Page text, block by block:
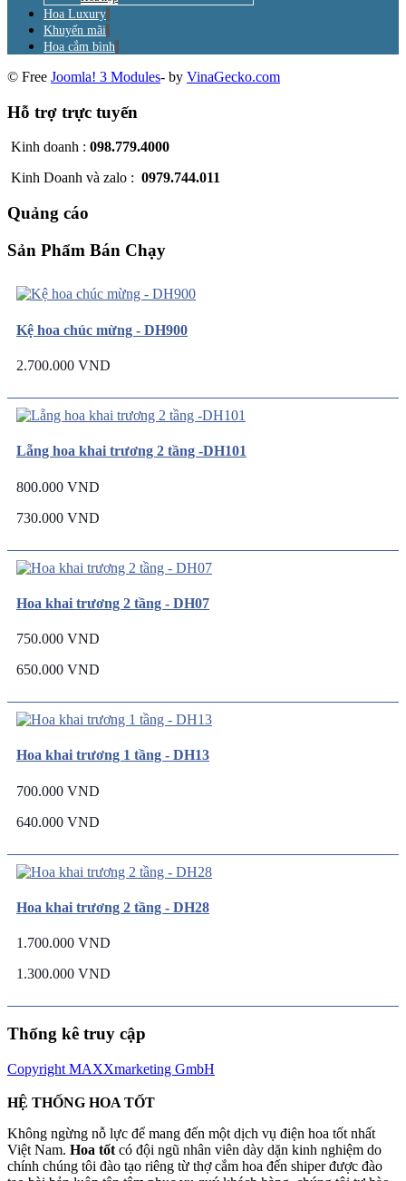
Hoa Luxury
Khuyến mãi
Hoa cắm bình
© Free Joomla! 3 Modules- by VinaGecko.com
Hỗ trợ trực tuyến
Kinh doanh : 098.779.4000
Kinh Doanh và zalo : 0979.744.011
Quảng cáo
Sản Phẩm Bán Chạy
Kệ hoa chúc mừng - DH900
2.700.000 VND
Lẵng hoa khai trương 2 tầng -DH101
800.000 VND
730.000 VND
Hoa khai trương 2 tầng - DH07
750.000 VND
650.000 VND
Hoa khai trương 1 tầng - DH13
700.000 VND
640.000 VND
Hoa khai trương 2 tầng - DH28
1.700.000 VND
1.300.000 VND
Thống kê truy cập
Copyright MAXXmarketing GmbH
HỆ THỐNG HOA TỐT
Không ngừng nỗ lực để mang đến một dịch vụ điện hoa tốt nhất
Việt Nam. Hoa tốt có đội ngũ nhân viên dày dặn kinh nghiệm do
chính chúng tôi đào tạo riêng từ thợ cắm hoa đến shiper được đào